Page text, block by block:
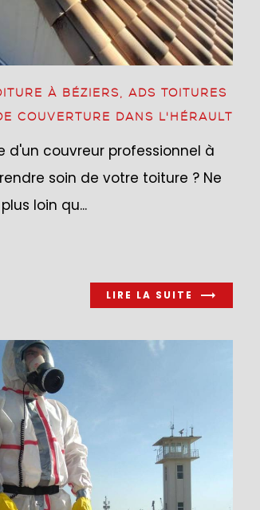
À BÉZIERS, ADS TOITURES
COUVERTURE DANS L'HÉRAULT
d'un couvreur professionnel à
soin de votre toiture ? Ne
loin qu...
LIRE LA SUITE